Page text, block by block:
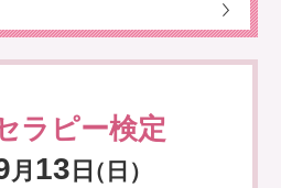
ラピー検定
月 13 日（日）